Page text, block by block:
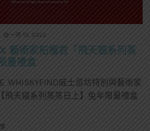
一月 13, 2023
術家柘榴君「飛天猫系列蒸
量禮盒
WHISKYFIND威士忌坊特別與藝術家
飛天猫系列蒸蒸日上】兔年限量禮盒